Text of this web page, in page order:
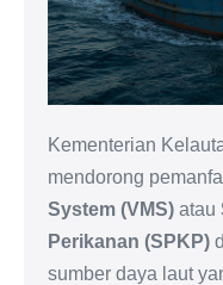
Kementerian
mendorong
System (VMS) atau
Perikanan (SPKP)
sumber daya laut